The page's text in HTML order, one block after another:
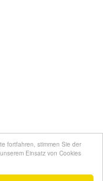
fortfahren, stimmen Sie der
Einsatz von Cookies